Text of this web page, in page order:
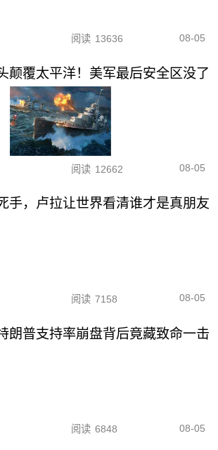
阅读 13636 08-05
颠覆太平洋！美军最后安全区没了
阅读 12662 08-05
手，卢拉让世界看清谁才是真朋友
阅读 7158 08-05
朗普支持率崩盘背后竟藏致命一击
阅读 6848 08-05